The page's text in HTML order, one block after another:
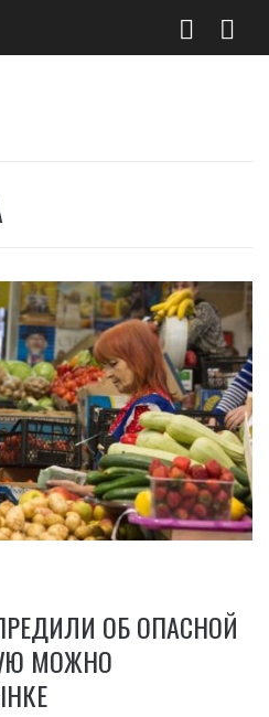
ОБ ОПАСНОЙ
МОЖНО